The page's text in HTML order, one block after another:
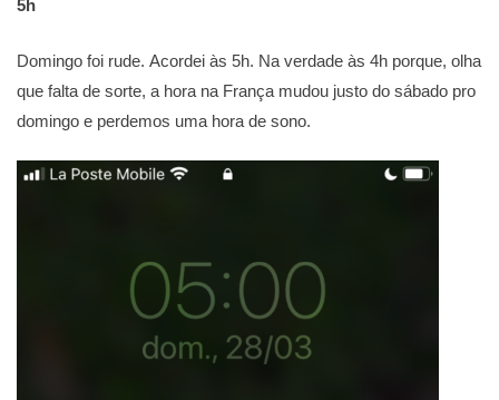
5h
Domingo foi rude. Acordei às 5h. Na verdade às 4h porque, olha
que falta de sorte, a hora na França mudou justo do sábado pro
domingo e perdemos uma hora de sono.